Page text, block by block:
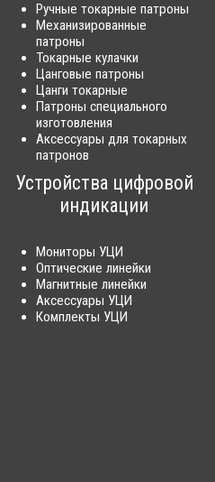
Ручные токарные патроны
Механизированные
патроны
Токарные кулачки
Цанговые патроны
Цанги токарные
Патроны специального
изготовления
Аксессуары для токарных
патронов
Устройства цифровой
индикации
Мониторы УЦИ
Оптические линейки
Магнитные линейки
Аксессуары УЦИ
Комплекты УЦИ